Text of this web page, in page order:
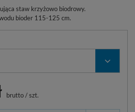
staw krzyżowo biodrowy.
bioder 115-125 cm.
brutto/szt.